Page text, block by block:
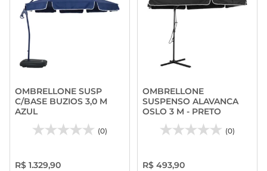
OMBRELLONE SUSP
C/BASE BUZIOS 3,0 M
AZUL
(0)
R$ 1.329,90
OMBRELLONE
SUSPENSO ALAVANCA
OSLO 3 M - PRETO
(0)
R$ 493,90